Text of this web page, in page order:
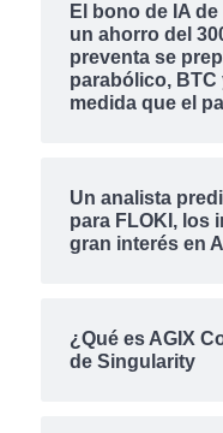
El bono de IA
un ahorro del
preventa se
parabólico,
medida que el
Un analista
para FLOKI, los
gran interés en
¿Qué es AGIX
de Singularity